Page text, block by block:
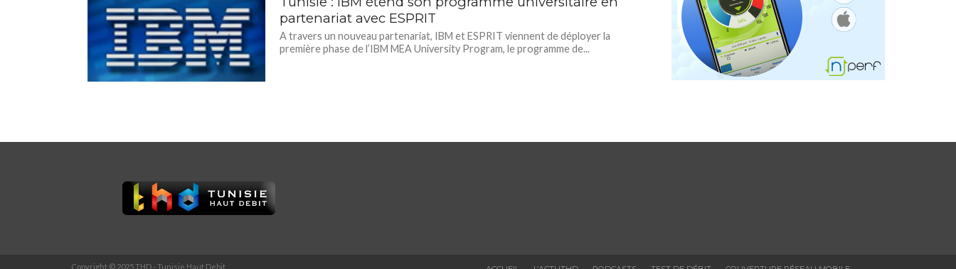
partenariat avec ESPRIT
A travers un nouveau partenariat, IBM et ESPRIT viennent de déployer la
première phase de l’IBM MEA University Program, le programme de...
Copyright © 2025 THD - Tunisie Haut Debit.